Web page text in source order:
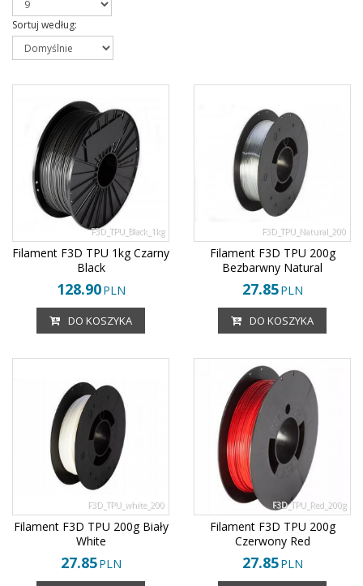
Sortuj według:
F3D_TPU_Black_1kg
Filament F3D TPU 1kg Czarny
Black
128.90PLN
DO KOSZYKA
F3D_TPU_Natural_200
Filament F3D TPU 200g
Bezbarwny Natural
27.85PLN
DO KOSZYKA
F3D_TPU_white_200
Filament F3D TPU 200g Biały
White
27.85PLN
F3D_TPU_Red_200g
Filament F3D TPU 200g
Czerwony Red
27.85PLN